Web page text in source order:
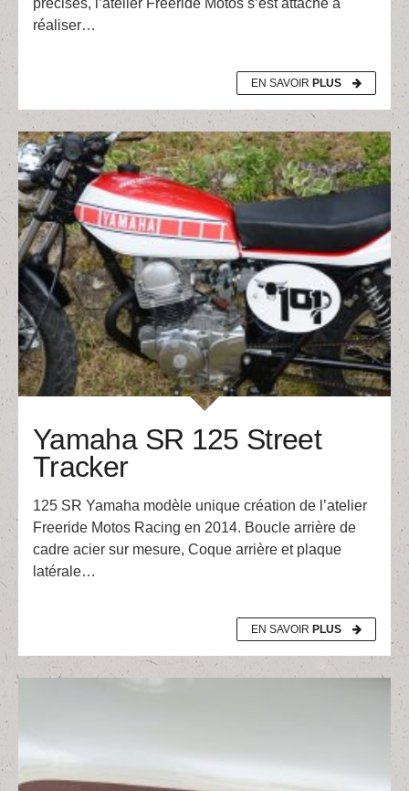
précises, l’atelier Freeride Motos s’est attaché à
réaliser…
EN SAVOIR PLUS
Yamaha SR 125 Street
Tracker
125 SR Yamaha modèle unique création de l’atelier
Freeride Motos Racing en 2014. Boucle arrière de
cadre acier sur mesure, Coque arrière et plaque
latérale…
EN SAVOIR PLUS